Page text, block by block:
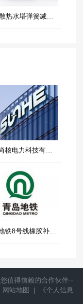
JS型散热水塔弹簧减振器
山东尚核电力科技有限公司橡胶挠性接头合同案例
青岛地铁8号线橡胶补偿器合同项目
您值得信赖的合作伙伴--
网站地图 |
《个人信息